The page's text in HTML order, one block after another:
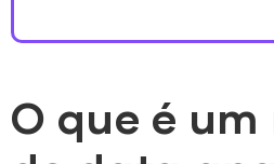
O que é